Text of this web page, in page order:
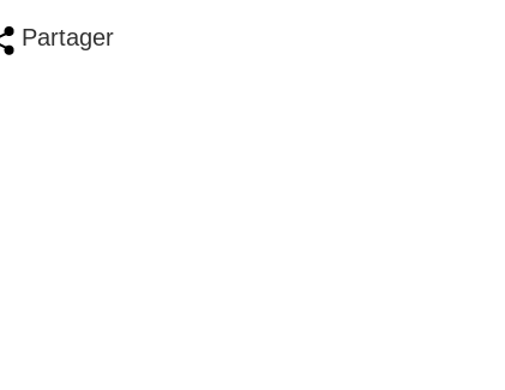
Partager